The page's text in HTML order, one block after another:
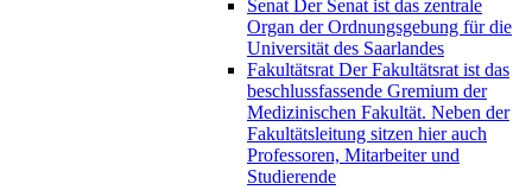
Senat Der Senat ist das zentrale
Organ der Ordnungsgebung für die
Universität des Saarlandes
Fakultätsrat Der Fakultätsrat ist das
beschlussfassende Gremium der
Medizinischen Fakultät. Neben der
Fakultätsleitung sitzen hier auch
Professoren, Mitarbeiter und
Studierende